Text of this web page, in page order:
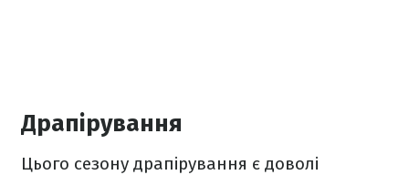
Драпірування
Цього сезону драпірування є доволі